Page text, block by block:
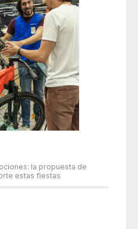
la propuesta de
estas fiestas